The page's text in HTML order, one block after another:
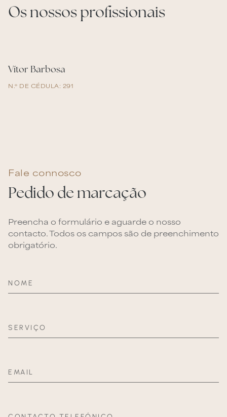
Fale connosco
Pedido de marcação
Preencha o formulário e aguarde o nosso
contacto. Todos os campos são de preenchimento
obrigatório.
NOME
SERVIÇO
EMAIL
Os nossos profissionais
Vítor Barbosa
N.º DE CÉDULA: 291